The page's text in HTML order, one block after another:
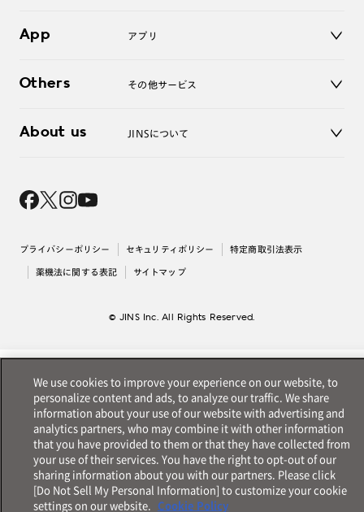
よくあるご質問
お問い合わせ
App アプリ
Others その他サービス
レンズ交換
About us JINSについて
採用情報
出店について
プライバシーポリシー セキュリティポリシー 特定商取引法表示
薬機法に関する表記 サイトマップ
© JINS Inc. All Rights Reserved.
We use cookies to improve your experience on our website, to
personalize content and ads, to analyze our traffic. We share
information about your use of our website with advertising and
analytics partners, who may combine it with other information
that you have provided to them or that they have collected from
your use of their services. You have the right to opt-out of our
sharing information about you with our partners. Please click
[Do Not Sell My Personal Information] to customize your cookie
settings on our website. Cookie Policy